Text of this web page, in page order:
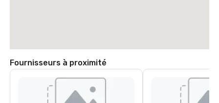
Fournisseurs à proximité